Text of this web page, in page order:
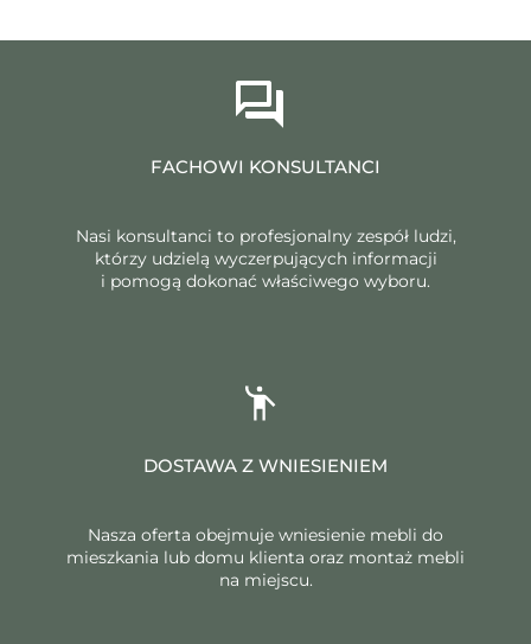
FACHOWI KONSULTANCI
Nasi konsultanci to profesjonalny zespół ludzi,
którzy udzielą wyczerpujących informacji
i pomogą dokonać właściwego wyboru.
DOSTAWA Z WNIESIENIEM
Nasza oferta obejmuje wniesienie mebli do
mieszkania lub domu klienta oraz montaż mebli
na miejscu.